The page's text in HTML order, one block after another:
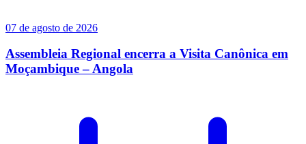
07 de agosto de 2026
Assembleia Regional encerra a Visita Canônica em
Moçambique – Angola